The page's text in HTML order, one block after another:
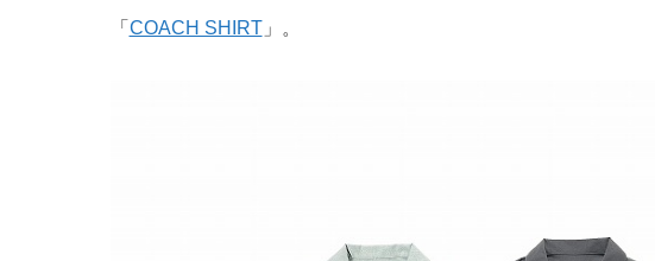
「 COACH SHIRT」。